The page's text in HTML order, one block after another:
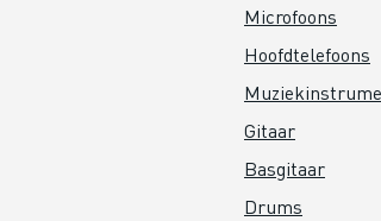
Microfoons
Hoofdtelefoons
Gitaar
Basgitaar
Drums